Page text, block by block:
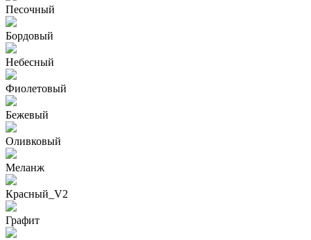
Песочный
Бордовый
Небесный
Фиолетовый
Бежевый
Оливковый
Меланж
Красный_V2
Графит